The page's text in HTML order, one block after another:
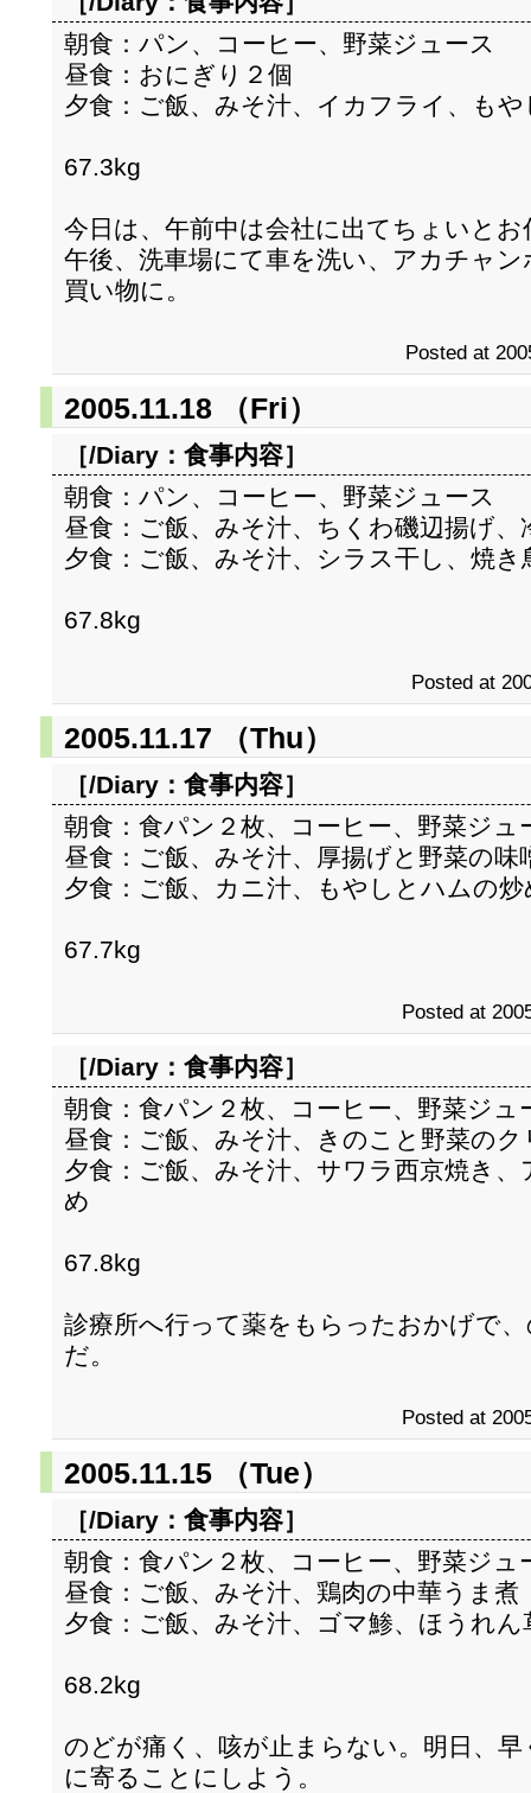
朝食：パン、コーヒー、野菜ジュース
昼食：おにぎり２個
夕食：ご飯、みそ汁、イカフライ、も
67.3kg
今日は、午前中は会社に出てちょいと
午後、洗車場にて車を洗い、アカチャ
買い物に。
Posted at
2005.11.18 （Fri）
［/Diary： 食事内容］
朝食：パン、コーヒー、野菜ジュース
昼食：ご飯、みそ汁、ちくわ磯辺揚げ、
夕食：ご飯、みそ汁、シラス干し、焼き
67.8kg
Posted at
2005.11.17 （Thu）
［/Diary： 食事内容］
朝食：食パン２枚、コーヒー、野菜ジュ
昼食：ご飯、みそ汁、厚揚げと野菜の味
夕食：ご飯、カニ汁、もやしとハムの
67.7kg
Posted at
［/Diary： 食事内容］
朝食：食パン２枚、コーヒー、野菜ジュ
昼食：ご飯、みそ汁、きのこと野菜の
夕食：ご飯、みそ汁、サワラ西京焼き
め
67.8kg
診療所へ行って薬をもらったおかげで
だ。
Posted at
2005.11.15 （Tue）
［/Diary： 食事内容］
朝食：食パン２枚、コーヒー、野菜ジュ
昼食：ご飯、みそ汁、鶏肉の中華うま煮
夕食：ご飯、みそ汁、ゴマ鯵、ほうれ
68.2kg
のどが痛く、咳が止まらない。明日、
に寄ることにしよう。